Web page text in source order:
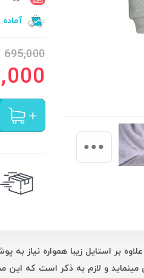
695,000
بر استایل زیبا همواره نیاز
مینماید و لازم به ذکر است که